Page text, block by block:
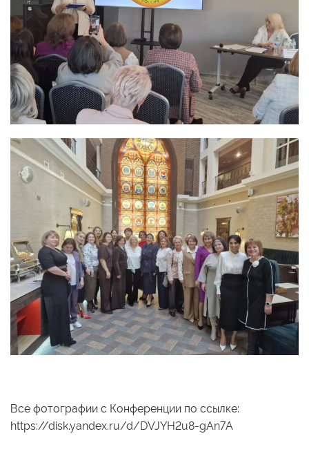
Все фотографии с Конференции по ссылке:
https://disk.yandex.ru/d/DVJYH2u8-gAn7A